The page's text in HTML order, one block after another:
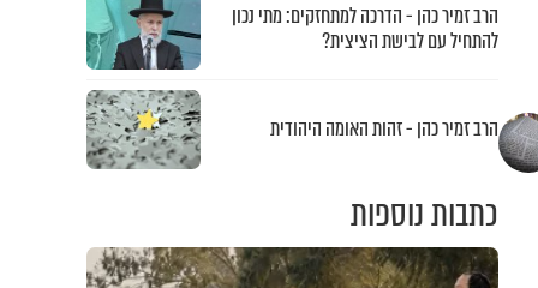
הרב זמיר כהן - הדרכה למתחזקים: מתי נכון
להתחיל עם לבישת הציצית?
הרב זמיר כהן - זהות האומה היהודית
כתבות נוספות